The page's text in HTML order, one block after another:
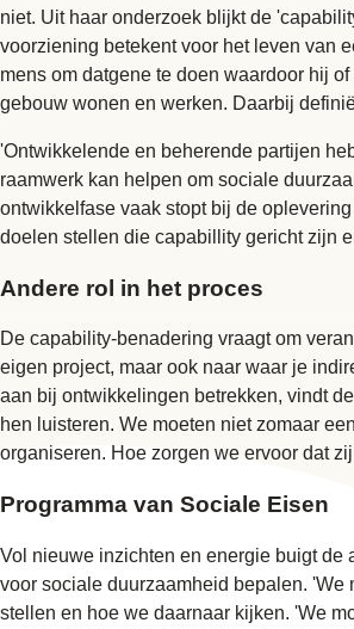
niet. Uit haar onderzoek blijkt de
voorziening betekent voor het leven van
mens om datgene te doen waardoor hij
gebouw wonen en werken. Daarbij
'Ontwikkelende en beherende partijen
raamwerk kan helpen om sociale
ontwikkelfase vaak stopt bij de
doelen stellen die capabillity gericht zijn
Andere rol in het proces
De capability-benadering vraagt om
eigen project, maar ook naar waar je
aan bij ontwikkelingen betrekken, vindt
hen luisteren. We moeten niet zomaar
organiseren. Hoe zorgen we ervoor dat
Programma van Sociale Eisen
Vol nieuwe inzichten en energie buigt
voor sociale duurzaamheid bepalen. 'We
stellen en hoe we daarnaar kijken. 'We